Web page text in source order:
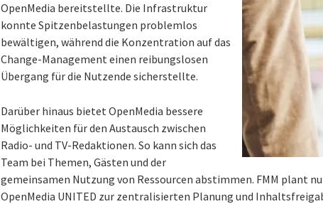
OpenMedia bereitstellte. Die Infrastruktur
konnte Spitzenbelastungen problemlos
bewältigen, während die Konzentration auf das
Change-Management einen reibungslosen
Übergang für die Nutzende sicherstellte.
Darüber hinaus bietet OpenMedia bessere
Möglichkeiten für den Austausch zwischen
Radio- und TV-Redaktionen. So kann sich das
Team bei Themen, Gästen und der
gemeinsamen Nutzung von Ressourcen abstimmen. FMM plant
OpenMedia UNITED zur zentralisierten Planung und